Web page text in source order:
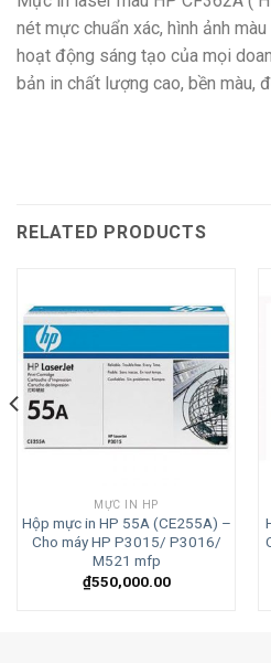
nét mực chuẩn xác, hình ảnh
hoạt động sáng tạo của mọi
bản in chất lượng cao, bền màu,
RELATED PRODUCTS
MỰC IN HP
Hộp mực in HP 55A (CE255A) –
Cho máy HP P3015/ P3016/
M521 mfp
₫550,000.00